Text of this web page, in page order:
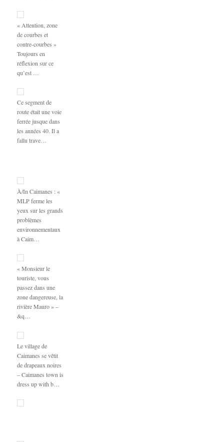
« Attention, zone
de courbes et
contre-courbes »
Toujours en
réflexion sur ce
qu’est …
Ce segment de
route était une voie
ferrée jusque dans
les années 40. Il a
fallu trave…
À/In Caimanes : «
MLP ferme les
yeux sur les grands
problèmes
environnementaux
à Caim…
« Monsieur le
touriste, vous
passez dans une
zone dangereuse, la
rivière Mauro » –
&q…
Le village de
Caimanes se vêtit
de drapeaux noires
– Caimanes town is
dress up with b…